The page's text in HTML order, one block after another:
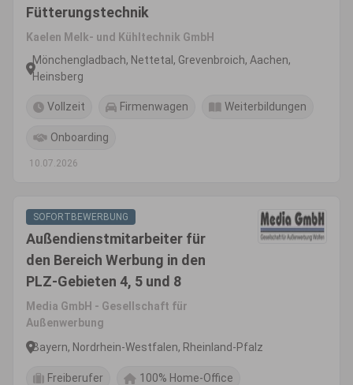
Fütterungstechnik
Kaelen Melk- und Kühltechnik GmbH
Mönchengladbach, Nettetal, Grevenbroich, Aachen,
Heinsberg
Vollzeit Firmenwagen Weiterbildungen
Onboarding
10.07.2026
SOFORTBEWERBUNG
Außendienstmitarbeiter für
den Bereich Werbung in den
PLZ-Gebieten 4, 5 und 8
Media GmbH - Gesellschaft für
Außenwerbung
Bayern, Nordrhein-Westfalen, Rheinland-Pfalz
Freiberufer 100% Home-Office